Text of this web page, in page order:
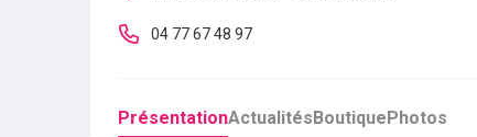
Mardi :
Jeudi : 10h00 - 12h00 • 14h00 - 19h00
04 77 67 48 97
PrésentationActualitésBoutiquePhotos